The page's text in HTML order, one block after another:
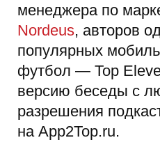
менеджера по
Nordeus, авторов
популярных
футбол — Top
версию беседы с
разрешения
на App2Top.ru.